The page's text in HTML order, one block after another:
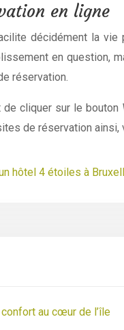
en ligne
décidément la
en question,
réservation.
de cliquer sur le bouton
de réservation
hôtel 4 étoiles à
au cœur de l’île